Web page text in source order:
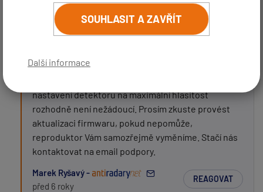
SOUHLASIT A ZAVŘÍT
Další informace
email bude skrytý - slouží pro notifikace při odpovědi)
Předmět:
je možné vyměnit reproduktor ? Měl jsem ho nastaven
po celou dobu na max hlasitost já vůl . Díky za info .
nastavení detektoru na maximální hlasitost
rozhodně není nežádoucí. Prosím zkuste provést
aktualizaci firmwaru, pokud nepomůže,
reproduktor Vám samozřejmě vyměníme. Stačí nás
kontaktovat na email podpory.
Marek Ryšavý -
před 6 roky
REAGOVAT